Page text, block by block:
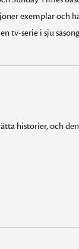
exemplar och
tv-serie i sju
historier, och